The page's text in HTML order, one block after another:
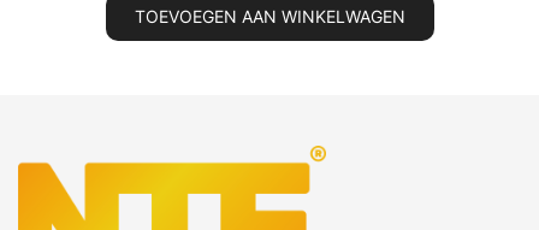
TOEVOEGEN AAN WINKELWAGEN